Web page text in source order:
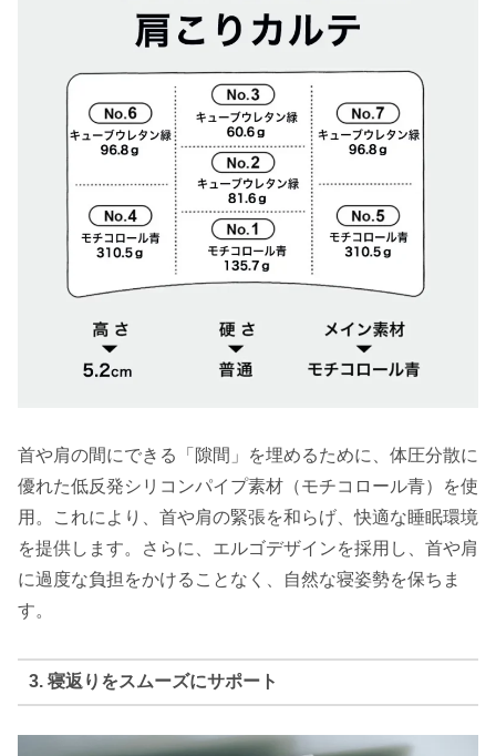
首や肩の間にできる「隙間」を埋めるために、体圧分散に
優れた低反発シリコンパイプ素材（モチコロール青）を使
用。これにより、首や肩の緊張を和らげ、快適な睡眠環境
を提供します。さらに、エルゴデザインを採用し、首や肩
に過度な負担をかけることなく、自然な寝姿勢を保ちま
す。
3. 寝返りをスムーズにサポート